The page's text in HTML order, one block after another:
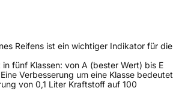
Reifens ist ein wichtiger Indikator für die
fünf Klassen: von A (bester Wert) bis E
Verbesserung um eine Klasse bedeutet
von 0,1 Liter Kraftstoff auf 100